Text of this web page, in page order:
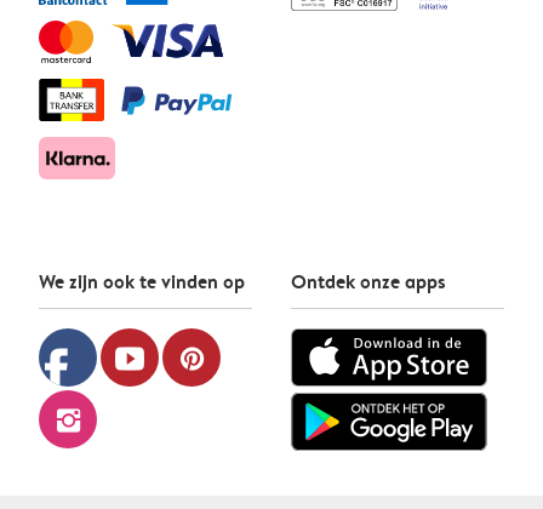
We zijn ook te vinden op
facebook youtube pinterest
instagram
Ontdek onze apps